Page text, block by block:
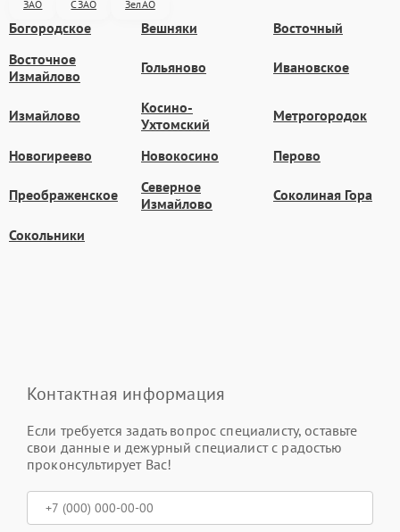
ЗАО СЗАО ЗелАО
Богородское Вешняки
Восточный
Восточное
Измайлово
Гольяново Ивановское
Измайлово
Косино-
Ухтомский
Метрогородок
Новогиреево Новокосино Перово
Преображенское
Северное
Измайлово
Соколиная Гора
Сокольники
Контактная информация
Если требуется задать вопрос специалисту, оставьте
свои данные и дежурный специалист с радостью
проконсультирует Вас!